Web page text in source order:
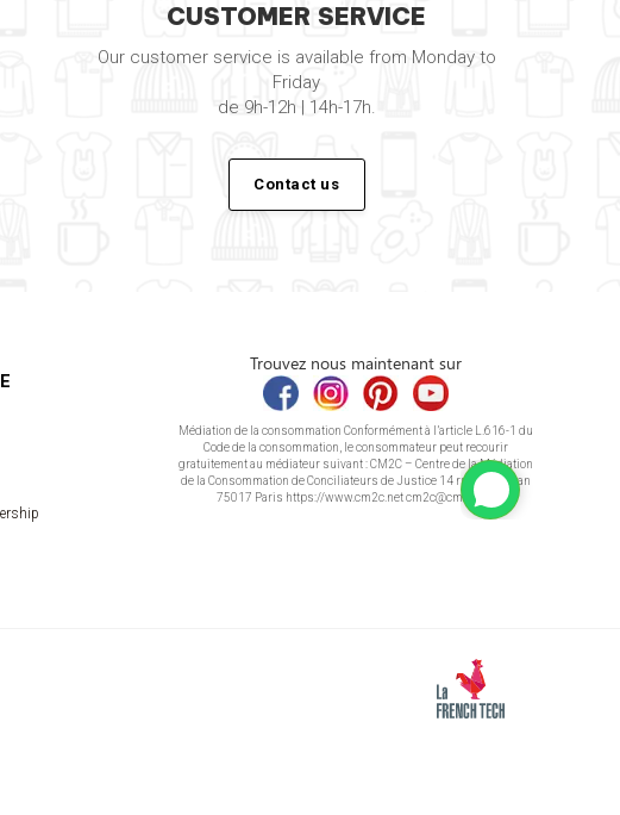
CUSTOMER SERVICE
Our customer service is available from Monday to
Friday
de 9h-12h | 14h-17h.
Contact us
Trouvez nous maintenant sur
Médiation de la consommation Conformément à l’article L.616-1 du
Code de la consommation, le consommateur peut recourir
gratuitement au médiateur suivant : CM2C – Centre de la Médiation
de la Consommation de Conciliateurs de Justice 14 rue Saint Jean
75017 Paris https://www.cm2c.net cm2c@cm2c.net